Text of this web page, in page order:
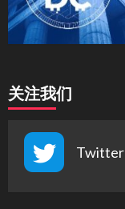
关注我们
Twitter